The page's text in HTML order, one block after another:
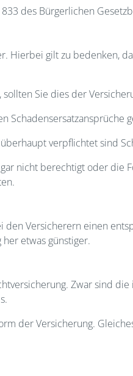
des Bürgerlichen
Hierbei gilt zu bedenken,
Sie dies der
Schadensersatzansprüche
verpflichtet sind
nicht berechtigt oder die
Versicherern einen
etwas günstiger.
Zwar sind die
der Versicherung.